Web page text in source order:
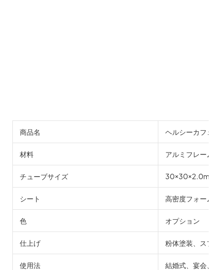
商品名 ヘルシーカフェ
材料 アルミフレーム
チューブサイズ 30×30×2.0mm
シート 高密度フォーム
色 オプション
仕上げ 粉体塗装、スプ
使用法 結婚式、宴会、